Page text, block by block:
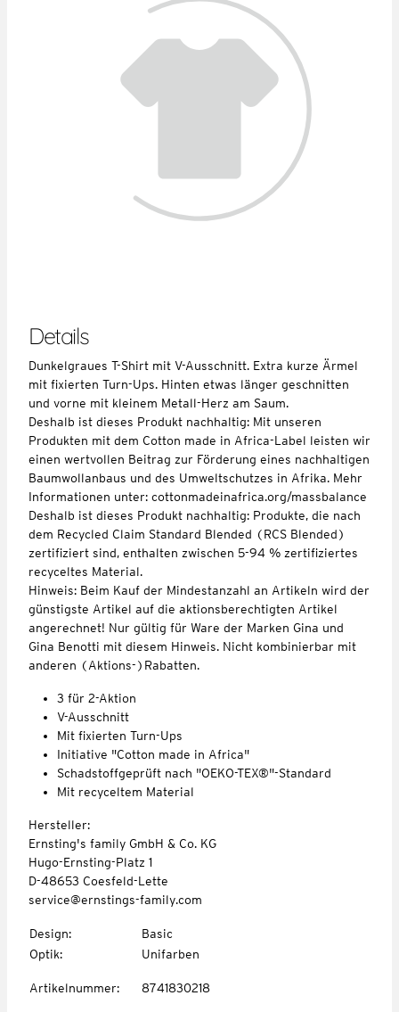
Details
Dunkelgraues T-Shirt mit V-Ausschnitt. Extra kurze Ärmel
mit fixierten Turn-Ups. Hinten etwas länger geschnitten
und vorne mit kleinem Metall-Herz am Saum.
Deshalb ist dieses Produkt nachhaltig: Mit unseren
Produkten mit dem Cotton made in Africa-Label leisten wir
einen wertvollen Beitrag zur Förderung eines nachhaltigen
Baumwollanbaus und des Umweltschutzes in Afrika. Mehr
Informationen unter: cottonmadeinafrica.org/massbalance
Deshalb ist dieses Produkt nachhaltig: Produkte, die nach
dem Recycled Claim Standard Blended (RCS Blended)
zertifiziert sind, enthalten zwischen 5-94 % zertifiziertes
recyceltes Material.
Hinweis: Beim Kauf der Mindestanzahl an Artikeln wird der
günstigste Artikel auf die aktionsberechtigten Artikel
angerechnet! Nur gültig für Ware der Marken Gina und
Gina Benotti mit diesem Hinweis. Nicht kombinierbar mit
anderen (Aktions-)Rabatten.
3 für 2-Aktion
V-Ausschnitt
Mit fixierten Turn-Ups
Initiative "Cotton made in Africa"
Schadstoffgeprüft nach "OEKO-TEX®"-Standard
Mit recyceltem Material
Hersteller:
Ernsting's family GmbH & Co. KG
Hugo-Ernsting-Platz 1
D-48653 Coesfeld-Lette
service@ernstings-family.com
Design:
Basic
Optik: Unifarben
Artikelnummer: 8741830218